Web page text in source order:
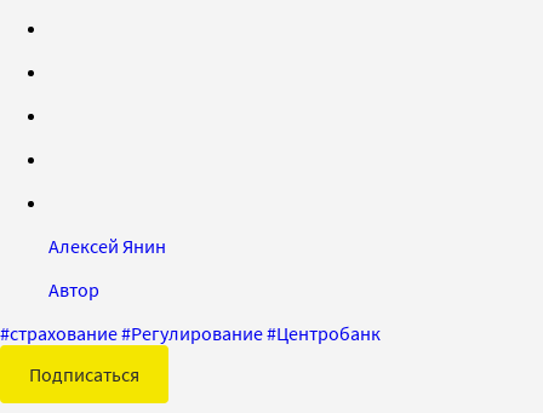
Алексей Янин
Автор
#страхование#Регулирование#Центробанк
Подписаться